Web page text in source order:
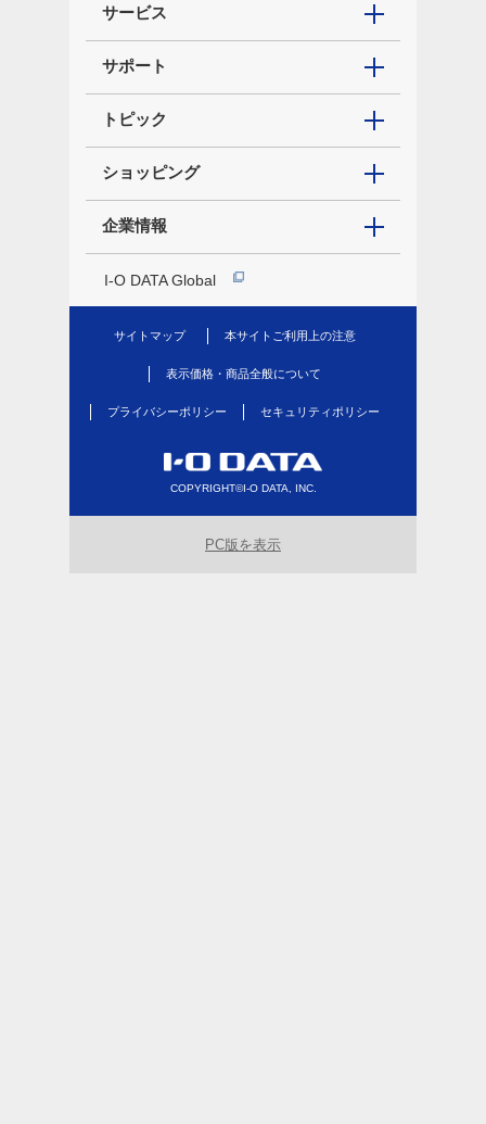
サービス
サポート
トピック
ショッピング
企業情報
I-O DATA Global
サイトマップ 本サイトご利用上の注意
表示価格・商品全般について
プライバシーポリシー セキュリティポリシー
COPYRIGHT©I-O DATA, INC.
PC版を表示